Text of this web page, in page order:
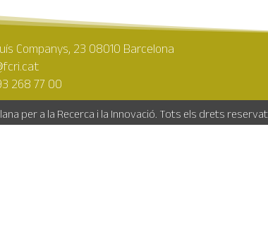
Companys, 23 08010 Barcelona
268 77 00
per a la Recerca i la Innovació. Tots els drets